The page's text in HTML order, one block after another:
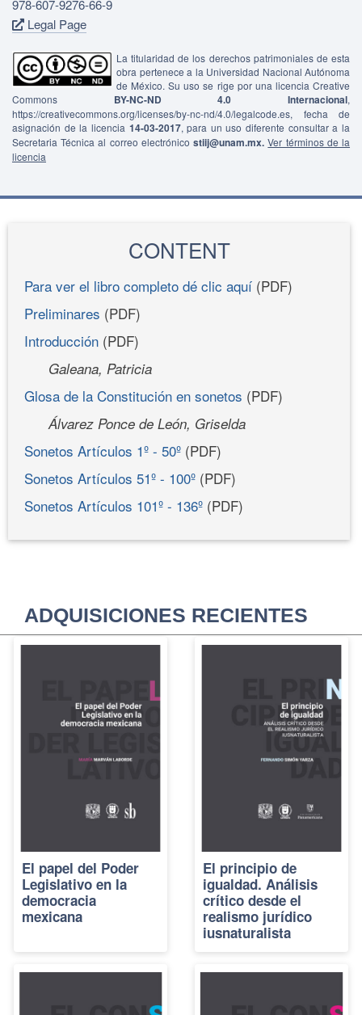
978-607-9276-66-9
Legal Page
La titularidad de los derechos patrimoniales de esta
obra pertenece a la Universidad Nacional Autónoma
de México. Su uso se rige por una licencia Creative
Commons BY-NC-ND 4.0 Internacional,
https://creativecommons.org/licenses/by-nc-nd/4.0/legalcode.es, fecha de
asignación de la licencia 14-03-2017, para un uso diferente consultar a la
Secretaria Técnica al correo electrónicostiij@unam.mx. Ver términos de la
licencia
CONTENT
Para ver el libro completo dé clic aquí (PDF)
Preliminares (PDF)
Introducción (PDF)
Galeana, Patricia
Glosa de la Constitución en sonetos (PDF)
Álvarez Ponce de León, Griselda
Sonetos Artículos 1º - 50º (PDF)
Sonetos Artículos 51º - 100º (PDF)
Sonetos Artículos 101º - 136º (PDF)
ADQUISICIONES RECIENTES
El papel del Poder
Legislativo en la
democracia
mexicana
El principio de
igualdad. Análisis
crítico desde el
realismo jurídico
iusnaturalista